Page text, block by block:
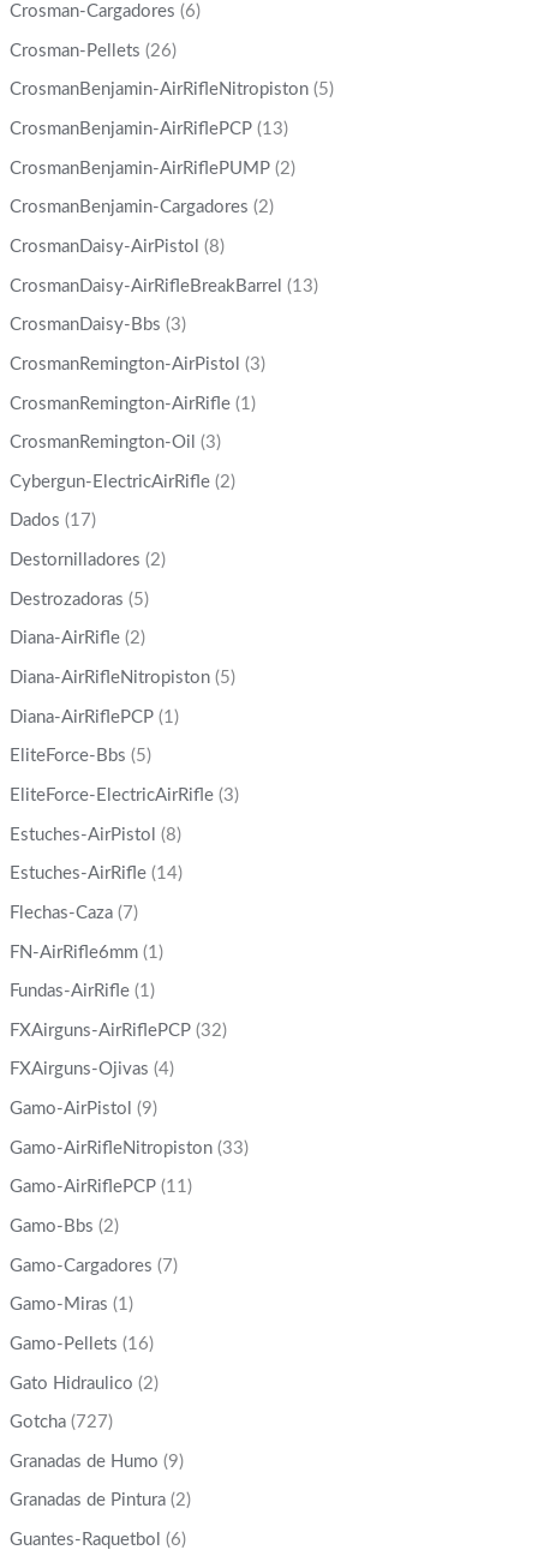
Crosman-Cargadores (6)
Crosman-Pellets (26)
CrosmanBenjamin-AirRifleNitropiston (5)
CrosmanBenjamin-AirRiflePCP (13)
CrosmanBenjamin-AirRiflePUMP (2)
CrosmanBenjamin-Cargadores (2)
CrosmanDaisy-AirPistol (8)
CrosmanDaisy-AirRifleBreakBarrel (13)
CrosmanDaisy-Bbs (3)
CrosmanRemington-AirPistol (3)
CrosmanRemington-AirRifle (1)
CrosmanRemington-Oil (3)
Cybergun-ElectricAirRifle (2)
Dados (17)
Destornilladores (2)
Destrozadoras (5)
Diana-AirRifle (2)
Diana-AirRifleNitropiston (5)
Diana-AirRiflePCP (1)
EliteForce-Bbs (5)
EliteForce-ElectricAirRifle (3)
Estuches-AirPistol (8)
Estuches-AirRifle (14)
Flechas-Caza (7)
FN-AirRifle6mm (1)
Fundas-AirRifle (1)
FXAirguns-AirRiflePCP (32)
FXAirguns-Ojivas (4)
Gamo-AirPistol (9)
Gamo-AirRifleNitropiston (33)
Gamo-AirRiflePCP (11)
Gamo-Bbs (2)
Gamo-Cargadores (7)
Gamo-Miras (1)
Gamo-Pellets (16)
Gato Hidraulico (2)
Gotcha (727)
Granadas de Humo (9)
Granadas de Pintura (2)
Guantes-Raquetbol (6)